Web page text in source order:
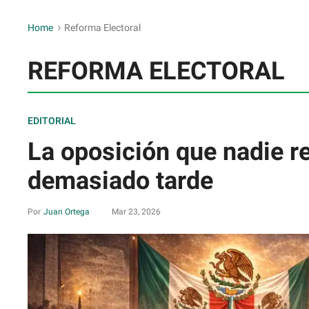
Home > Reforma Electoral
REFORMA ELECTORAL
EDITORIAL
La oposición que nadie
demasiado tarde
Juan Ortega Mar 23, 2026